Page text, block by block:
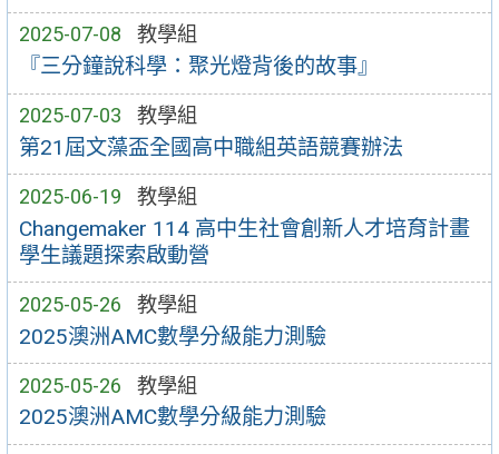
2025-07-08 教學組
『三分鐘說科學：聚光燈背後的故事』
2025-07-03 教學組
第21屆文藻盃全國高中職組英語競賽辦法
2025-06-19 教學組
Changemaker 114 高中生社會創新人才培育計畫
學生議題探索啟動營
2025-05-26 教學組
2025澳洲AMC數學分級能力測驗
2025-05-26 教學組
2025澳洲AMC數學分級能力測驗